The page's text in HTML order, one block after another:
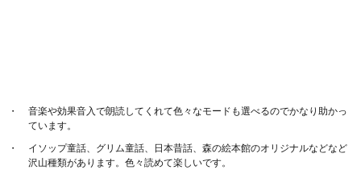
音楽や効果音入で朗読してくれて色々なモードも選べるのでかなり助かっ
ています。
イソップ童話、グリム童話、日本昔話、森の絵本館のオリジナルなどなど
沢山種類があります。色々読めて楽しいです。